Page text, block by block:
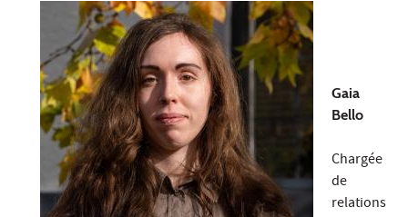
Gaia
Bello
Chargée
de
relations